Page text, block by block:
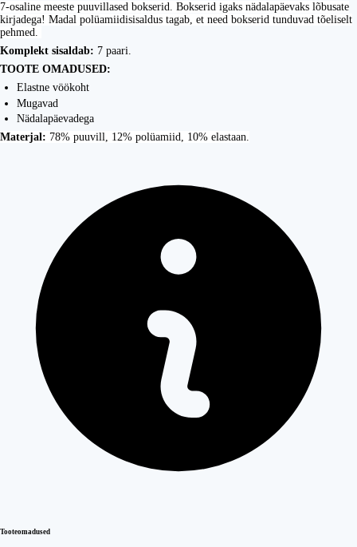
7-osaline meeste puuvillased bokserid. Bokserid igaks nädalapäevaks lõbusate
kirjadega! Madal polüamiidisisaldus tagab, et need bokserid tunduvad tõeliselt
pehmed.
Komplekt sisaldab: 7 paari.
TOOTE OMADUSED:
Elastne vöökoht
Mugavad
Nädalapäevadega
Materjal: 78% puuvill, 12% polüamiid, 10% elastaan.
Tooteomadused